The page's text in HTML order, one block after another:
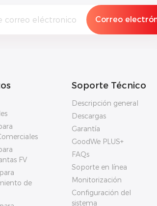
FV
de
Soporte Técnico
Descripción general
Descargas
Garantía
GoodWe PLUS+
FAQs
Soporte en línea
Monitorización
Configuración del
sistema